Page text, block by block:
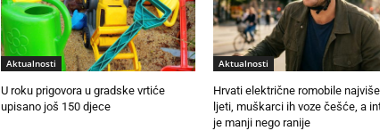
Aktualnosti
U roku prigovora u gradske vrtiće
upisano još 150 djece
Aktualnosti
Hrvati električne romobile
ljeti, muškarci ih voze češće, a
je manji nego ranije